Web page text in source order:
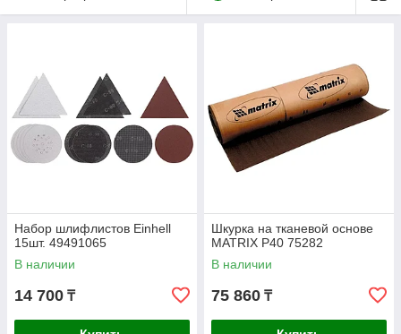
Набор шлифлистов Einhell
15шт. 49491065
В наличии
14 700 ₸
Шкурка на тканевой основе
MATRIX P40 75282
В наличии
75 860 ₸